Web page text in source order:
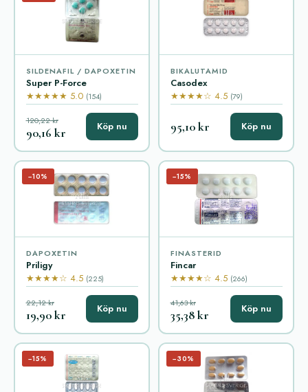
SILDENAFIL / DAPOXETIN
Super P-Force
★★★★★ 5.0 (154)
120,22 kr
90,16 kr Köp nu
BIKALUTAMID
Casodex
★★★★☆ 4.5 (79)
95,10 kr Köp nu
−10%
DAPOXETIN
Priligy
★★★★☆ 4.5 (225)
22,12 kr
19,90 kr Köp nu
−15%
FINASTERID
Fincar
★★★★☆ 4.5 (266)
41,63 kr
35,38 kr Köp nu
−15% −30%